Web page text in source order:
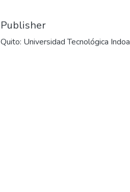
Publisher
Quito: Universidad Tecnológica